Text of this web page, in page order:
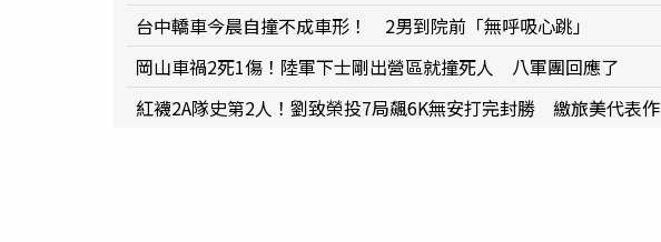
台中轎車今晨自撞不成車形！ 2男到院前「無呼吸心跳」
岡山車禍2死1傷！陸軍下士剛出營區就撞死人 八軍團回應了
紅襪2A隊史第2人！劉致榮投7局飆6K無安打完封勝 繳旅美代表作